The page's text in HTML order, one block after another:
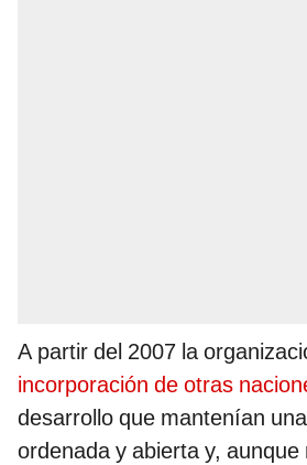
A partir del 2007 la
incorporación de otras
desarrollo que mantenían
ordenada y abierta y, aunque